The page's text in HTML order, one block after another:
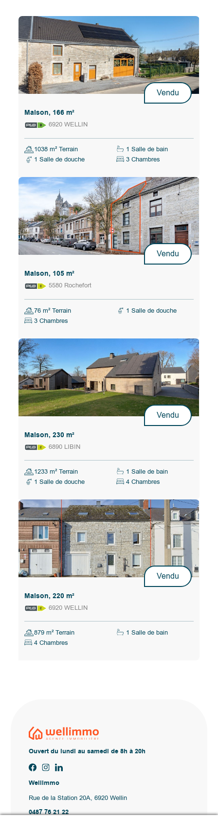
Vendu
Maison, 166 m²
6920 WELLIN
1038 m² Terrain
1 Salle de bain
1 Salle de douche
3 Chambres
Vendu
Maison, 105 m²
5580 Rochefort
76 m² Terrain
1 Salle de douche
3 Chambres
Vendu
Maison, 230 m²
6890 LIBIN
1233 m² Terrain
1 Salle de bain
1 Salle de douche
4 Chambres
Vendu
Maison, 220 m²
6920 WELLIN
879 m² Terrain
1 Salle de bain
4 Chambres
Ouvert du lundi au samedi de 8h à 20h
Wellimmo
Rue de la Station 20A, 6920 Wellin
0487 76 21 22